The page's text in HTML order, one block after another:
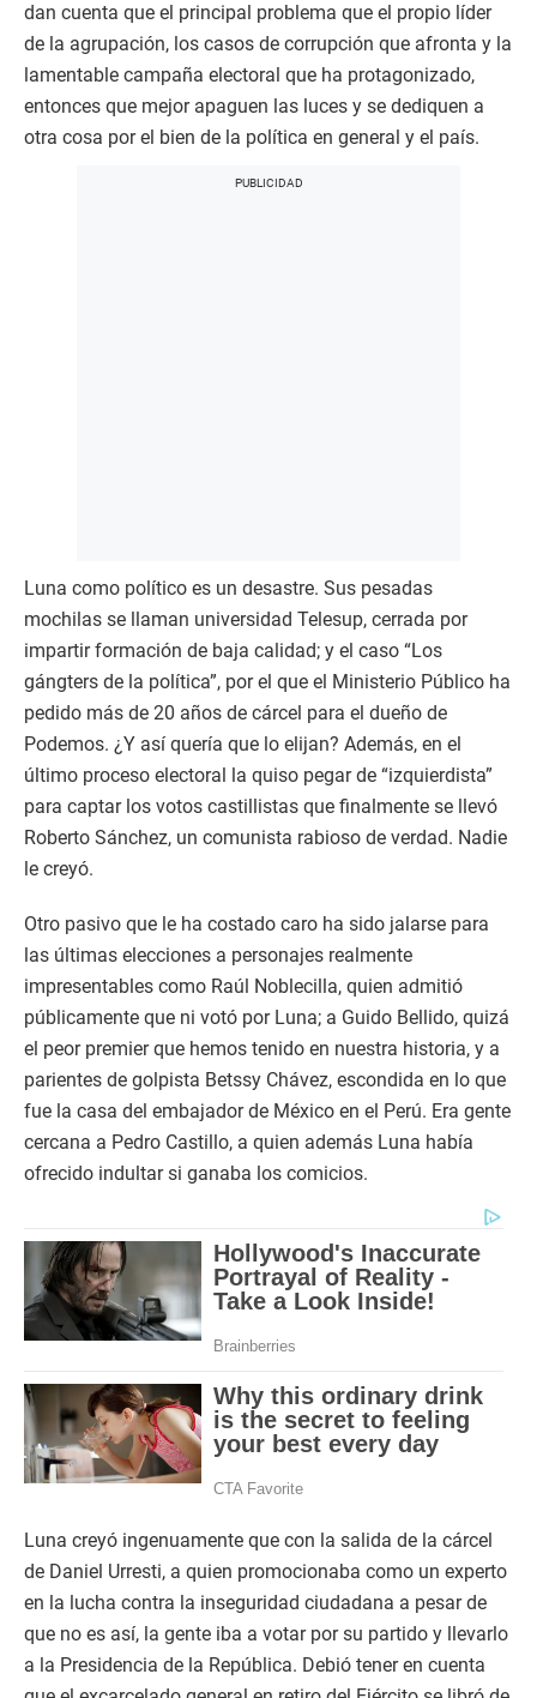
dan cuenta que el principal problema que el propio líder
de la agrupación, los casos de corrupción que afronta y la
lamentable campaña electoral que ha protagonizado,
entonces que mejor apaguen las luces y se dediquen a
otra cosa por el bien de la política en general y el país.
Luna como político es un desastre. Sus pesadas
mochilas se llaman universidad Telesup, cerrada por
impartir formación de baja calidad; y el caso “Los
gángters de la política”, por el que el Ministerio Público ha
pedido más de 20 años de cárcel para el dueño de
Podemos. ¿Y así quería que lo elijan? Además, en el
último proceso electoral la quiso pegar de “izquierdista”
para captar los votos castillistas que finalmente se llevó
Roberto Sánchez, un comunista rabioso de verdad. Nadie
le creyó.
Otro pasivo que le ha costado caro ha sido jalarse para
las últimas elecciones a personajes realmente
impresentables como Raúl Noblecilla, quien admitió
públicamente que ni votó por Luna; a Guido Bellido, quizá
el peor premier que hemos tenido en nuestra historia, y a
parientes de golpista Betssy Chávez, escondida en lo que
fue la casa del embajador de México en el Perú. Era gente
cercana a Pedro Castillo, a quien además Luna había
ofrecido indultar si ganaba los comicios.
Luna creyó ingenuamente que con la salida de la cárcel
de Daniel Urresti, a quien promocionaba como un experto
en la lucha contra la inseguridad ciudadana a pesar de
que no es así, la gente iba a votar por su partido y llevarlo
a la Presidencia de la República. Debió tener en cuenta